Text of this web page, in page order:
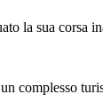
la sua corsa
complesso